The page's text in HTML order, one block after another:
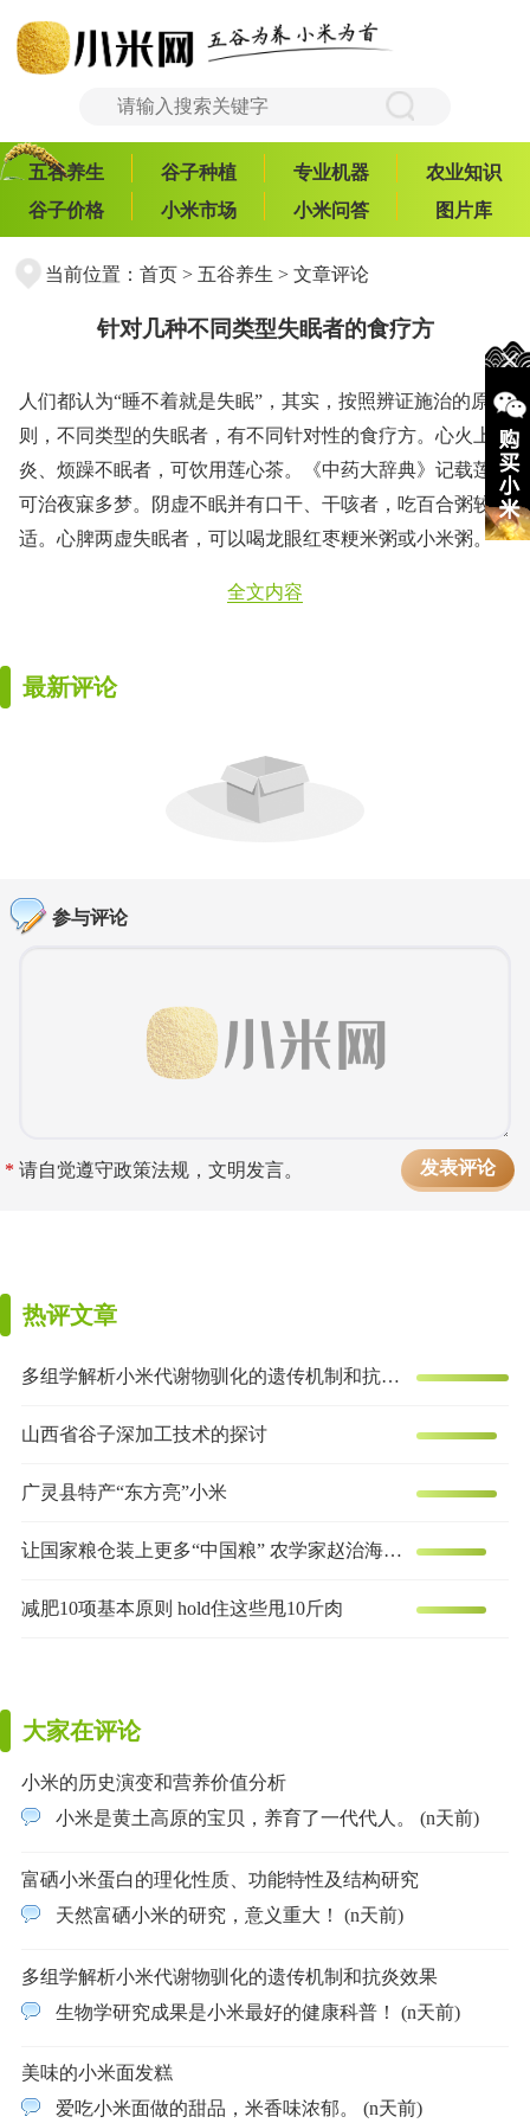
五谷养生 谷子种植 专业机器
农业知识
谷子价格
小米市场 小米问答 图片库
当前位置： 首页> 五谷养生 > 文章评论
针对几种不同类型失眠者的食疗方
人们都认为“睡不着就是失眠”，其实，按照辨证施治的原
则，不同类型的失眠者，有不同针对性的食疗方。心火上
炎、烦躁不眠者，可饮用莲心茶。《中药大辞典》记载莲心
可治夜寐多梦。阴虚不眠并有口干、干咳者，吃百合粥较合
适。心脾两虚失眠者，可以喝龙眼红枣粳米粥或小米粥。
全文内容
最新评论
参与评论
* 请自觉遵守政策法规，文明发言。
热评文章
多组学解析小米代谢物驯化的遗传机制和抗炎效果
山西省谷子深加工技术的探讨
广灵县特产“东方亮”小米
让国家粮仓装上更多“中国粮” 农学家赵治海的谷子梦
减肥10项基本原则 hold住这些甩10斤肉
大家在评论
小米的历史演变和营养价值分析
小米是黄土高原的宝贝，养育了一代代人。 (n天前)
富硒小米蛋白的理化性质、功能特性及结构研究
天然富硒小米的研究，意义重大！ (n天前)
多组学解析小米代谢物驯化的遗传机制和抗炎效果
生物学研究成果是小米最好的健康科普！ (n天前)
美味的小米面发糕
爱吃小米面做的甜品，米香味浓郁。 (n天前)